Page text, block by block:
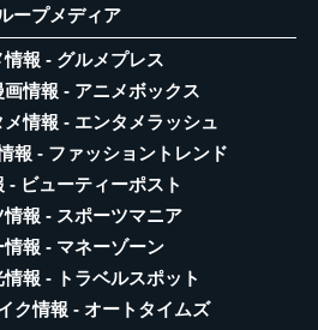
ープメディア
情報 - グルメプレス
画情報 - アニメボックス
情報 - エンタメラッシュ
報 - ファッショントレンド
- ビューティーポスト
情報 - スポーツマニア
情報 - マネーゾーン
報 - トラベルスポット
ク情報 - オートタイムズ